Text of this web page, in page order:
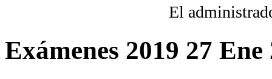
El
Exámenes 2019 27